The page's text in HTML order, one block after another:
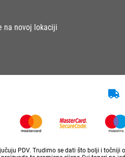
na novoj lokaciji
PDV. Trudimo se dati što bolji i